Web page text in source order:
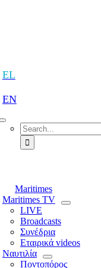
EL
EN
Search
for:
Maritimes
Maritimes TV
LIVE
Broadcasts
Συνέδρια
Εταιρικά videos
Ναυτιλία
Ποντοπόρος